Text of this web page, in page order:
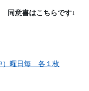
同意書はこちらです↓
）曜日毎 各１枚